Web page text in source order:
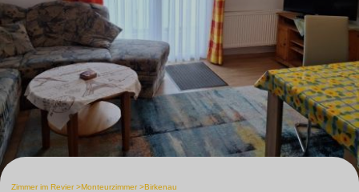
Zimmer im Revier Monteurzimmer Birkenau